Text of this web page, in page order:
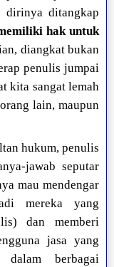
dirinya ditangkap
hak untuk
diangkat bukan
penulis jumpai
kita sangat lemah
lain, maupun
hukum, penulis
jawab seputar
mau mendengar
mereka yang
dan memberi
jasa yang
berbagai